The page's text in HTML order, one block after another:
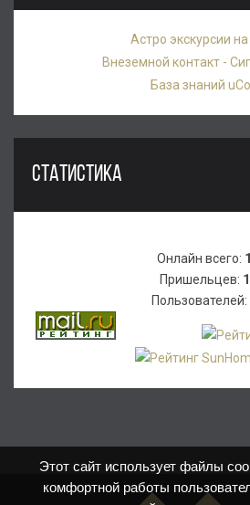
Астро экскурсии
Внеземной контакт -
База знаний
СТАТИСТИКА
Онлайн всего: 1
Пришельцев: 1
Пользователей:
Этот сайт использует файлы
комфортной работы